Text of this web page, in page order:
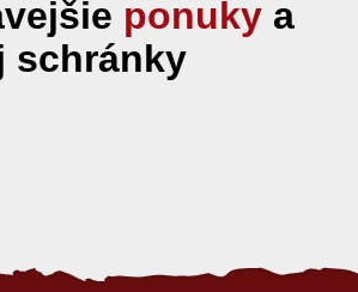
ponuky a
schránky